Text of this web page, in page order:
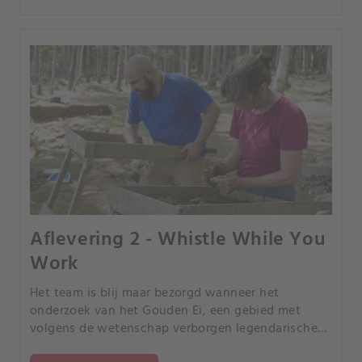
Aflevering 2 - Whistle While You
Work
Het team is blij maar bezorgd wanneer het
onderzoek van het Gouden Ei, een gebied met
volgens de wetenschap verborgen legendarische